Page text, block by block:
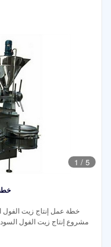
1 / 5
خطة عمل إنتاج زيت
مشروع إنتاج زيت الفول